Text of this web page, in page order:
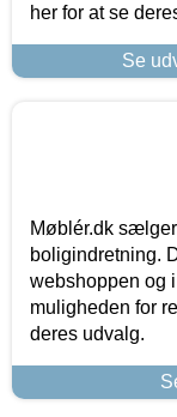
her for at se
Se
Møblér.dk
boligindretning.
webshoppen og
muligheden for
deres udvalg.